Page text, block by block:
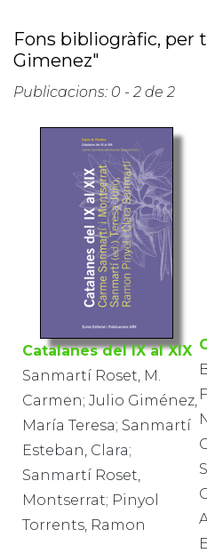
Fons bibliogràfic, per
Gimenez"
Publicacions: 0 - 2 de 2
Catalanes del IX al XIX
Sanmartí Roset, M.
Carmen; Julio Giménez,
María Teresa; Sanmartí
Esteban, Clara;
Sanmartí Roset,
Montserrat; Pinyol
Torrents, Ramon